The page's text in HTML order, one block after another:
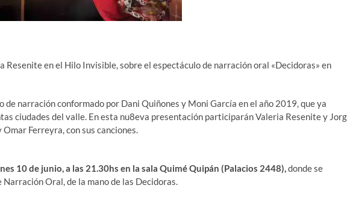
en el Hilo Invisible, sobre el espectáculo de narración oral «Decidoras» en
de narración conformado por Dani Quiñones y Moni García en el año 2019, que ya
ciudades del valle. En esta nu8eva presentación participarán Valeria Resenite y
Ferreyra, con sus canciones.
10 de junio, a las 21.30hs en la sala Quimé Quipán (Palacios 2448),donde se
Oral, de la mano de las Decidoras.